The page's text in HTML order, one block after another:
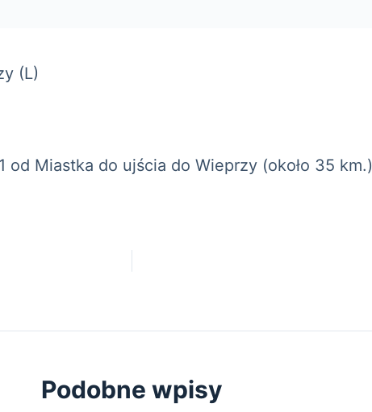
(L)
od Miastka do ujścia do Wieprzy (około 35 km.)
Podobne wpisy